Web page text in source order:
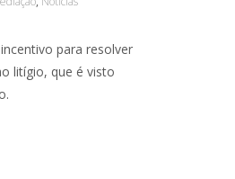
para resolver
litígio, que é visto